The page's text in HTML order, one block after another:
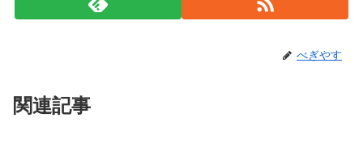
べぎやす
関連記事